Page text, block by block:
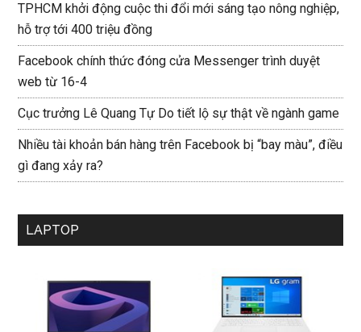
TPHCM khởi động cuộc thi đổi mới sáng tạo nông nghiệp,
hỗ trợ tới 400 triệu đồng
Facebook chính thức đóng cửa Messenger trình duyệt
web từ 16-4
Cục trưởng Lê Quang Tự Do tiết lộ sự thật về ngành game
Nhiều tài khoản bán hàng trên Facebook bị “bay màu”, điều
gì đang xảy ra?
LAPTOP